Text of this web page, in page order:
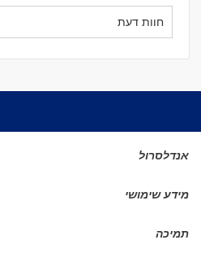
חוות דעת
אנדלסרול
מידע שימושי
תמיכה